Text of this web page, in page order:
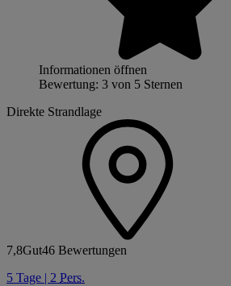
Informationen öffnen
Bewertung: 3 von 5 Sternen
Direkte Strandlage
7,8Gut46 Bewertungen
5 Tage | 2 Pers.